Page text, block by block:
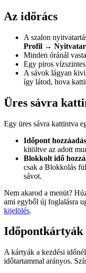
Az időrács
A szalon
Profil →
Minden óránál
Egy piros
A sávok lágyan
így látod, hova
Üres sávra
Egy üres sávra kattintva
Időpont
kitöltve az adott
Blokkolt idő
csak a Blokkolás
sávot.
Nem akarod a menüt?
ami egyből új foglalásra
kijelölés.
Időpontkártyák
A kártyák a kezdési
időtartammal arányos.